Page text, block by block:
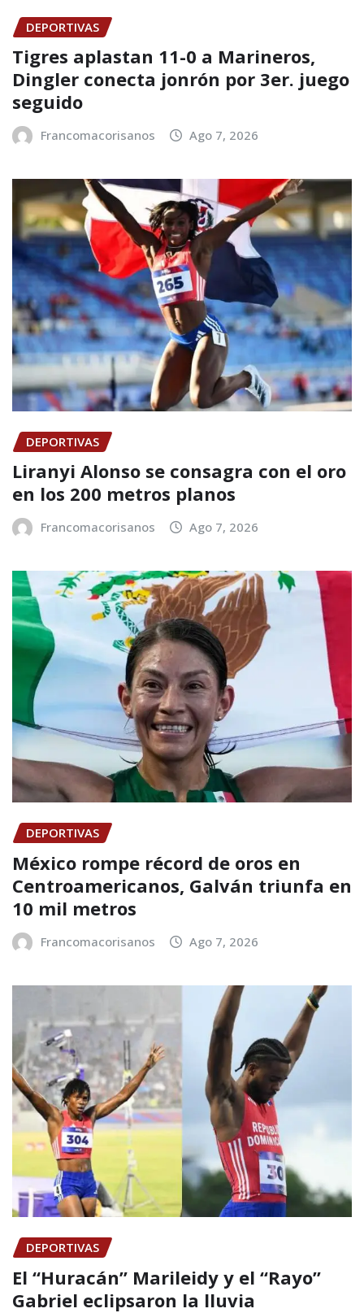
DEPORTIVAS
Tigres aplastan 11-0 a Marineros,
Dingler conecta jonrón por 3er. juego
seguido
Francomacorisanos Ago 7, 2026
DEPORTIVAS
Liranyi Alonso se consagra con el oro
en los 200 metros planos
Francomacorisanos Ago 7, 2026
DEPORTIVAS
México rompe récord de oros en
Centroamericanos, Galván triunfa en
10 mil metros
Francomacorisanos Ago 7, 2026
DEPORTIVAS
El “Huracán” Marileidy y el “Rayo”
Gabriel eclipsaron la lluvia